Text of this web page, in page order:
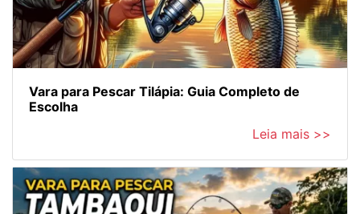
Vara para Pescar Tilápia: Guia Completo de
Escolha
Leia mais >>